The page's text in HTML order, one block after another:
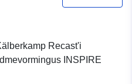
Recast'i
INSPIRE